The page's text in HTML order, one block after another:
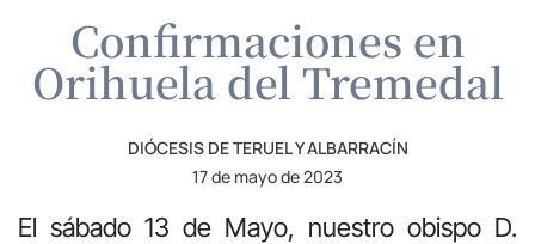
Confirmaciones en
Orihuela del Tremedal
DIÓCESIS DE TERUEL Y ALBARRACÍN
17 de mayo de 2023
El sábado 13 de Mayo, nuestro obispo D.